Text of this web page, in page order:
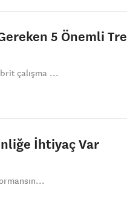
5 Önemli
çalışma ...
İhtiyaç Var